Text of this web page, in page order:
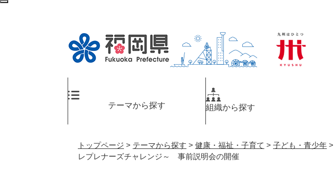
ペ
テーマから探す 組織から探す
トップページ > テーマから探す > 健康・福祉・子育て > 子ども・青少年 >
レプレナーズチャレンジ～ 事前説明会の開催